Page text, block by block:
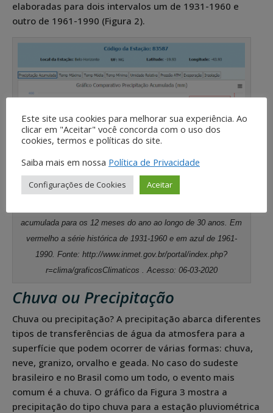
elaboradas para dois intervalos um de 1931-1960 e
outro de 1961-1990 (Figura 2).
acumulada para os 12 meses do ano ao longo de 30 anos. Em
vermelho a série histórica de 1931-1960 e em azul de 1961-
1990. Fonte: http://www.inmet.gov.br/portal/index.php?
r=clima/graficosClimaticos . Acesso: 06-03-2020
Chuva ou Precipitação
Chuva ou precipitação? A precipitação abarca diferentes
tipos de transferências de água da atmosfera para a
superfície que podem ocorrer de várias formas: chuva,
neve, granizo, orvalho e geada. No caso do sudeste
brasileiro e no Brasil como um todo, o evento mais
comum é a chuva. O gráfico da Figura 3 mostra a
precipitação do tipo chuva para a estação pluviométrica
Este site usa cookies para melhorar sua experiência. Ao
clicar em "Aceitar" você concorda com o uso dos
cookies, termos e políticas do site.
Saiba mais em nossa Política de Privacidade
Configurações de Cookies Aceitar